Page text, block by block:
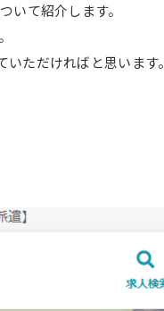
いて紹介します。
ただければと思います。